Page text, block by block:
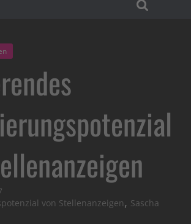
von Stellenanzeigen, Sascha